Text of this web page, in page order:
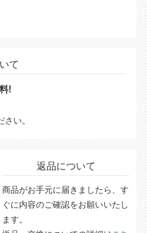
て
!
さい。
返品について
商品がお手元に届きましたら、す
ぐに内容のご確認をお願いいたし
ます。